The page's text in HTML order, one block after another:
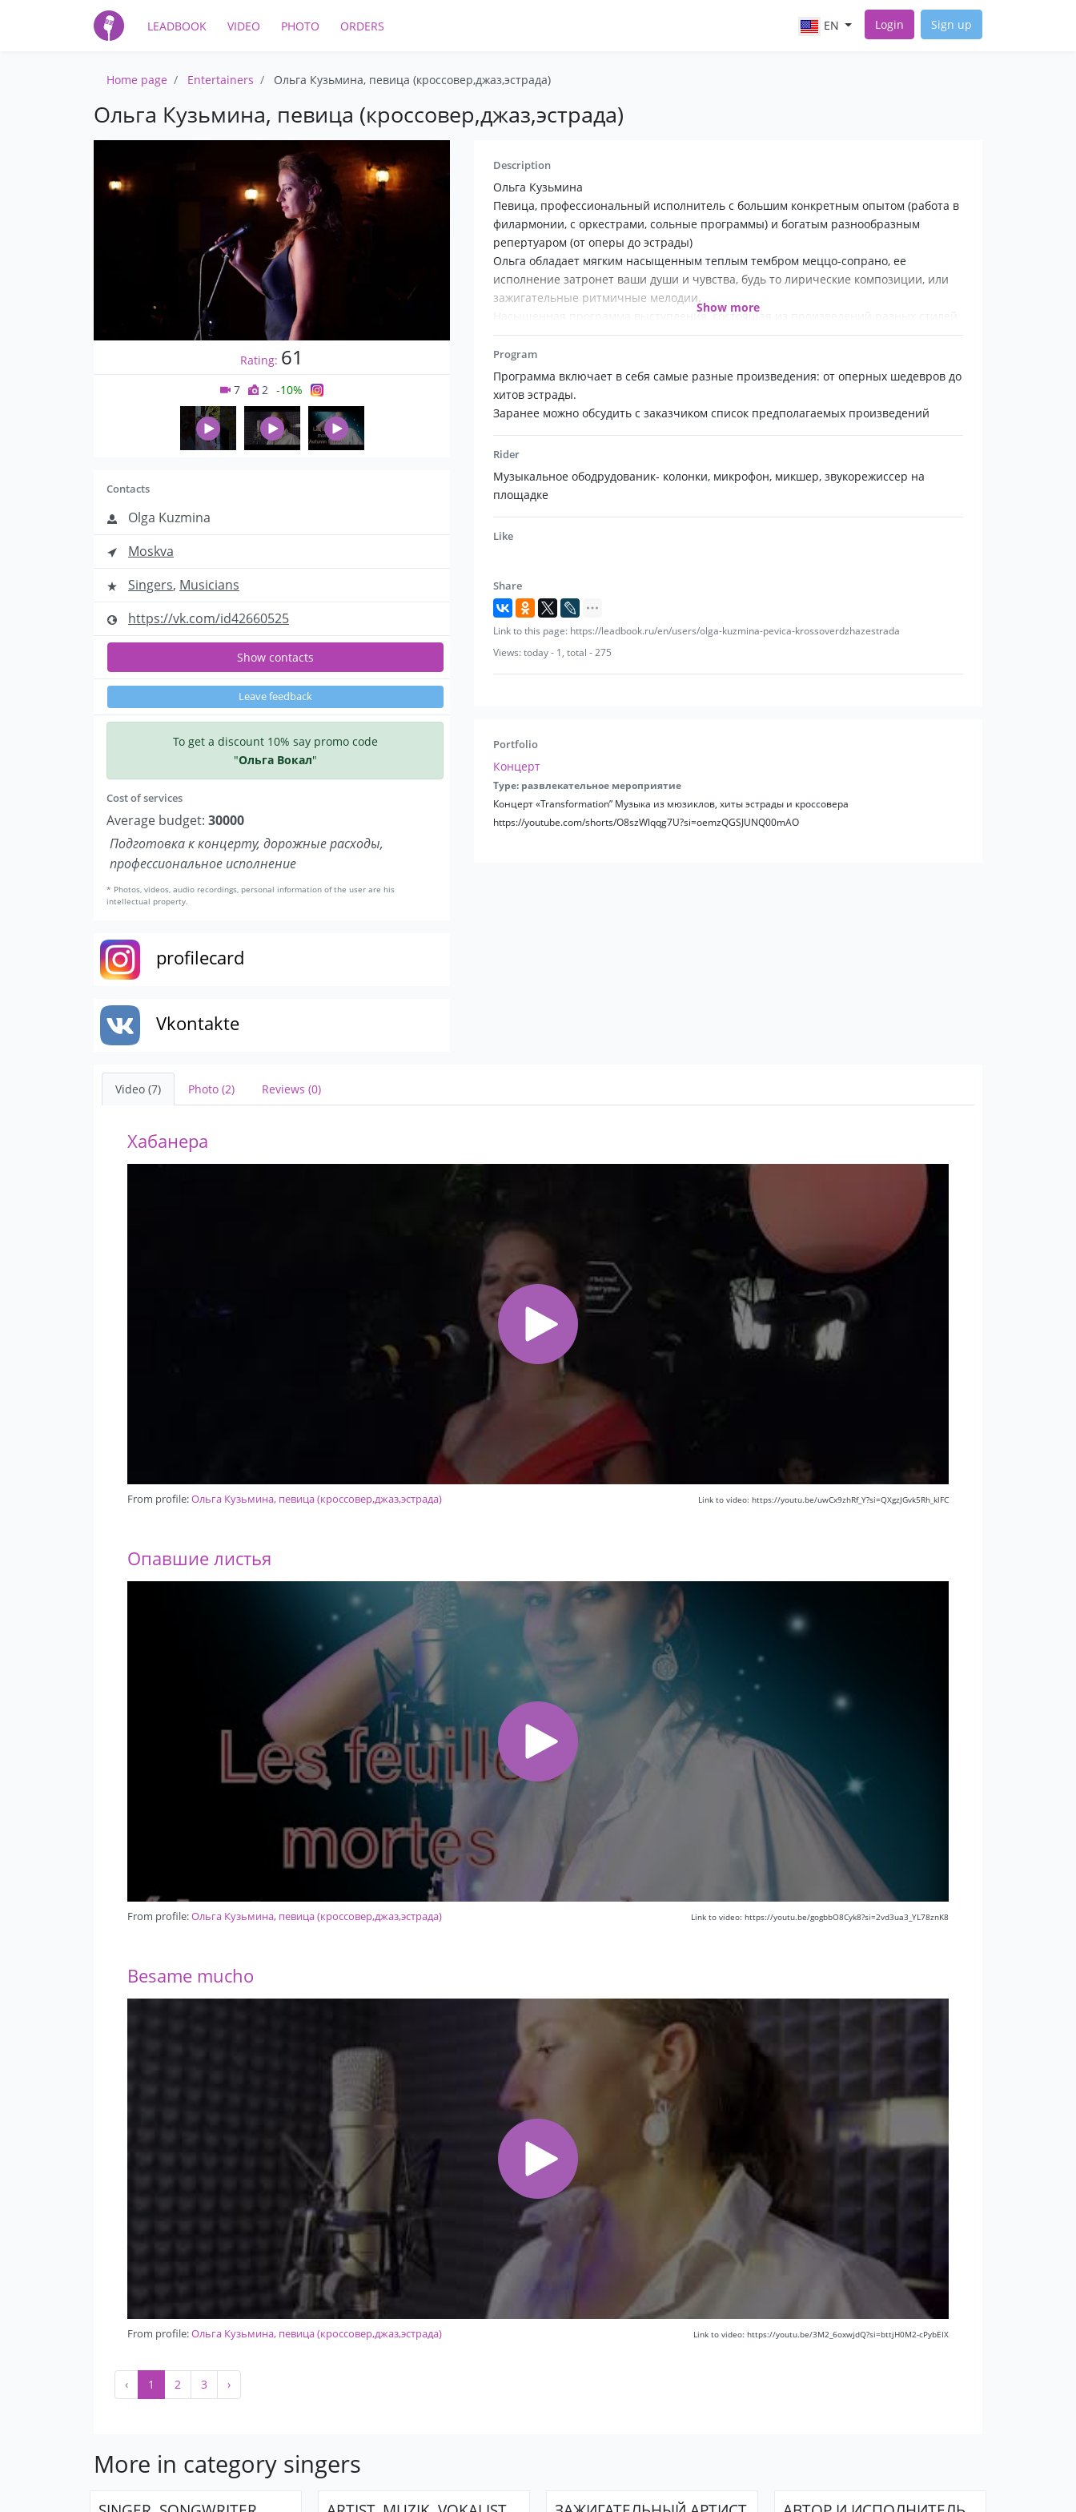
LEADBOOK VIDEO PHOTO ORDERS EN Login Sign up
Home page Entertainers Ольга Кузьмина, певица (кроссовер,джаз,эстрада)
Ольга Кузьмина, певица (кроссовер,джаз,эстрада)
Rating: 61
7 2 -10%
Contacts
Olga Kuzmina
Moskva
Singers, Musicians
https://vk.com/id42660525
Show contacts
Leave feedback
To get a discount 10% say promo code
"Ольга Вокал"
Cost of services
Average budget: 30000
Подготовка к концерту, дорожные расходы,
профессиональное исполнение
* Photos, videos, audio recordings, personal information of the user are his
intellectual property.
profilecard
Vkontakte
Description
Ольга Кузьмина
Певица, профессиональный исполнитель с большим конкретным опытом (работа в
филармонии, с оркестрами, сольные программы) и богатым разнообразным
репертуаром (от оперы до эстрады)
Ольга обладает мягким насыщенным теплым тембром меццо-сопрано, ее
исполнение затронет ваши души и чувства, будь то лирические композиции, или
зажигательные ритмичные мелодии.
Насыщенная программа выступления, состоящая из произведений разных стилей
и жанров (по желанию заказчика), что удовлетворит слух каждого зрителя
Show more
Program
Программа включает в себя самые разные произведения: от оперных шедевров до
хитов эстрады.
Заранее можно обсудить с заказчиком список предполагаемых произведений
Rider
Музыкальное ободрудованик- колонки, микрофон, микшер, звукорежиссер на
площадке
Like
Share
Link to this page: https://leadbook.ru/en/users/olga-kuzmina-pevica-krossoverdzhazestrada
Views: today - 1, total - 275
Portfolio
Концерт
Type: развлекательное мероприятие
Концерт «Transformation” Музыка из мюзиклов, хиты эстрады и кроссовера
https://youtube.com/shorts/O8szWlqqg7U?si=oemzQGSJUNQ00mAO
Video (7) Photo (2) Reviews (0)
Хабанера
From profile:Ольга Кузьмина, певица (кроссовер,джаз,эстрада) Link to video: https://youtu.be/uwCx9zhRf_Y?si=QXgzJGvk5Rh_klFC
Опавшие листья
From profile:Ольга Кузьмина, певица (кроссовер,джаз,эстрада) Link to video: https://youtu.be/gogbbO8Cyk8?si=2vd3ua3_YL78znK8
Besame mucho
From profile:Ольга Кузьмина, певица (кроссовер,джаз,эстрада) Link to video: https://youtu.be/3M2_6oxwjdQ?si=bttjH0M2-cPybEIX
‹ 1 2 3 ›
More in category singers